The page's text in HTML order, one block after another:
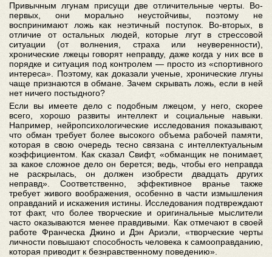
Привычным лгунам присущи две отличительные черты. Во-
первых, они морально неустойчивы, поэтому не
воспринимают ложь как неэтичный поступок. Во-вторых, в
отличие от остальных людей, которые лгут в стрессовой
ситуации (от волнения, страха или неуверенности),
хронические лжецы говорят неправду, даже когда у них все в
порядке и ситуация под контролем — просто из «спортивного
интереса». Поэтому, как доказали ученые, хронические лгуны
чаще признаются в обмане. Зачем скрывать ложь, если в ней
нет ничего постыдного?
Если вы имеете дело с подобным лжецом, у него, скорее
всего, хорошо развиты интеллект и социальные навыки.
Например, нейропсихологические исследования показывают,
что обман требует более высокого объема рабочей памяти,
которая в свою очередь тесно связана с интеллектуальным
коэффициентом. Как сказал Свифт, «обманщик не понимает,
за какое сложное дело он берется; ведь, чтобы его неправда
не раскрылась, он должен изобрести двадцать других
неправд». Соответственно, эффективное вранье также
требует живого воображения, особенно в части измышления
оправданий и искажения истины. Исследования подтвреждают
тот факт, что более творческие и оригинальные мыслители
часто оказываются менее правдивыми. Как отмечают в своей
работе Франческа Джино и Дэн Ариэли, «творческие черты
личности повышают способность человека к самооправданию,
которая приводит к безнравственному поведению».